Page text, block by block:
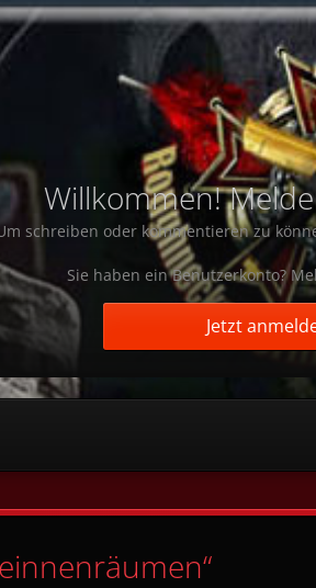
Willkommen!
schreiben oder kommentieren zu
Sie haben ein Benutzerkonto?
Jetzt